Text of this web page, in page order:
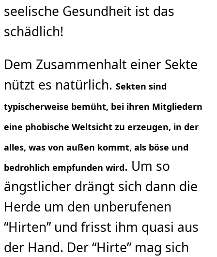
seelische Gesundheit ist das
schädlich!
Dem Zusammenhalt einer Sekte
nützt es natürlich. Sekten sind
typischerweise bemüht, bei ihren Mitgliedern
eine phobische Weltsicht zu erzeugen, in der
alles, was von außen kommt, als böse und
bedrohlich empfunden wird. Um so
ängstlicher drängt sich dann die
Herde um den unberufenen
“Hirten” und frisst ihm quasi aus
der Hand. Der “Hirte” mag sich